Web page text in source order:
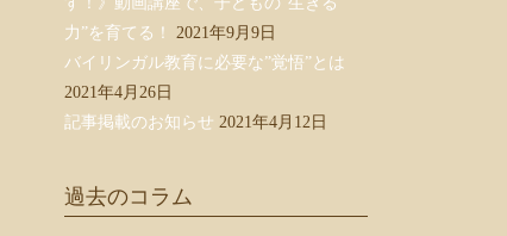
力”を育てる！
2021年9月9日
バイリンガル教育に必要な”覚悟”とは
2021年4月26日
記事掲載のお知らせ 2021年4月12日
過去のコラム